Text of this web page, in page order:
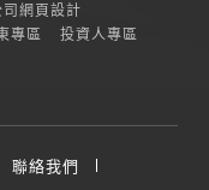
網頁設計
專區
投資人專區
聯絡我們